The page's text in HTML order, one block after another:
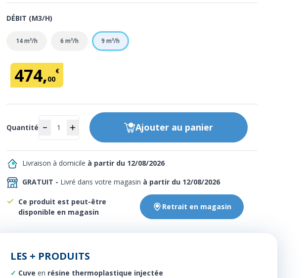
DÉBIT (M3/H)
14 m³/h 6 m³/h 9 m³/h
474,00
€
Quantité Ajouter au panier
GRATUIT - Livré dans votre magasin à partir du 12/08/2026
Livraison à domicile à partir du 12/08/2026
Ce produit est peut-être
disponible en magasin
Retrait en magasin
LES + PRODUITS
Cuve en résine thermoplastique injectée